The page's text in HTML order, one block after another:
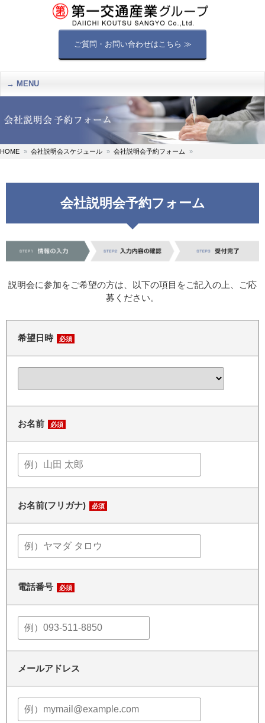
ご質問・お問い合わせはこちら ≫
MENU
HOME 会社説明会スケジュール 会社説明会予約フォーム
会社説明会予約フォーム
説明会に参加をご希望の方は、以下の項目をご記入の上、ご応
募ください。
希望日時 必須
お名前 必須
お名前(フリガナ) 必須
電話番号 必須
メールアドレス